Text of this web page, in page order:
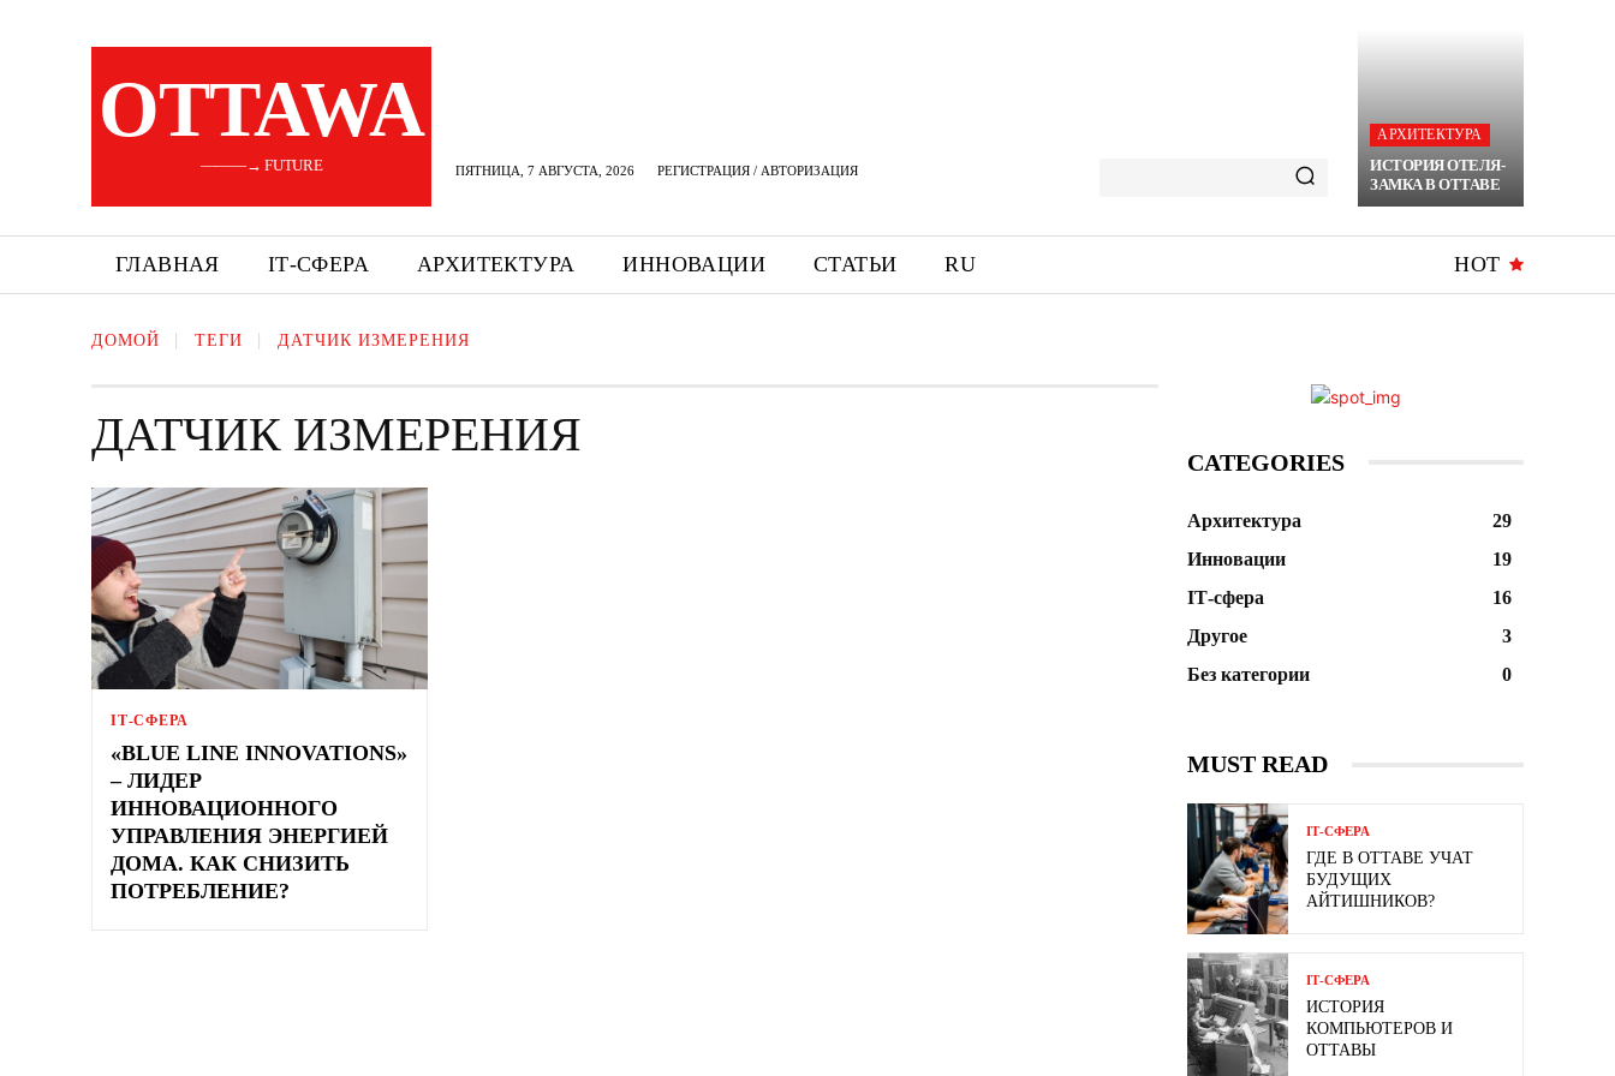
OTTAWA
———→ FUTURE ПЯТНИЦА, 7 АВГУСТА, 2026 РЕГИСТРАЦИЯ / АВТОРИЗАЦИЯ
АРХИТЕКТУРА
ИСТОРИЯ ОТЕЛЯ-
ЗАМКА В ОТТАВЕ
ГЛАВНАЯ ІТ-СФЕРА АРХИТЕКТУРА ИННОВАЦИИ СТАТЬИ RU HOT
ДОМОЙ ТЕГИ ДАТЧИК ИЗМЕРЕНИЯ
ДАТЧИК ИЗМЕРЕНИЯ
ІТ-СФЕРА
«BLUE LINE INNOVATIONS»
– ЛИДЕР
ИННОВАЦИОННОГО
УПРАВЛЕНИЯ ЭНЕРГИЕЙ
ДОМА. КАК СНИЗИТЬ
ПОТРЕБЛЕНИЕ?
CATEGORIES
Архитектура
29
Инновации
19
ІТ-сфера
16
Другое
3
Без категории
0
MUST READ
ІТ-СФЕРА
ГДЕ В ОТТАВЕ УЧАТ
БУДУЩИХ
АЙТИШНИКОВ?
ІТ-СФЕРА
ИСТОРИЯ
КОМПЬЮТЕРОВ И
ОТТАВЫ